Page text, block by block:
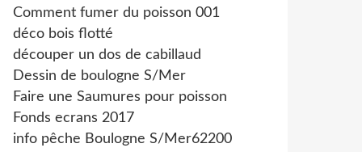
Comment fumer du poisson 001
déco bois flotté
découper un dos de cabillaud
Dessin de boulogne S/Mer
Faire une Saumures pour poisson
Fonds ecrans 2017
info pêche Boulogne S/Mer62200